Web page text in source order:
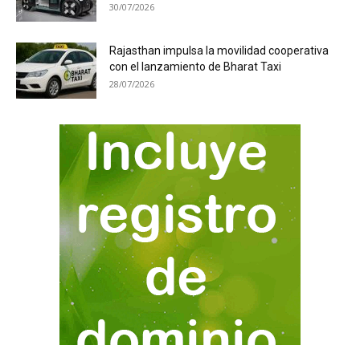
30/07/2026
Rajasthan impulsa la movilidad cooperativa
con el lanzamiento de Bharat Taxi
28/07/2026